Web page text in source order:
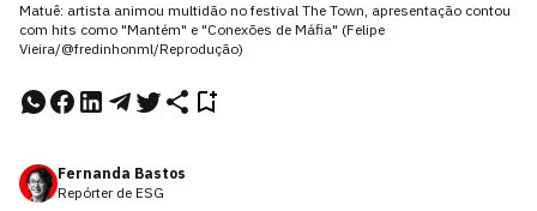
Matuê: artista animou multidão no festival The Town, apresentação contou
com hits como "Mantém" e "Conexões de Máfia" (Felipe
Vieira/@fredinhonml/Reprodução)
Fernanda Bastos
Repórter de ESG